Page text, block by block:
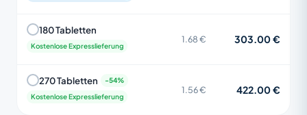
180 Tabletten
Kostenlose Expresslieferung
1.68 € 303.00 €
270 Tabletten
Kostenlose Expresslieferung
1.56 € 422.00 €